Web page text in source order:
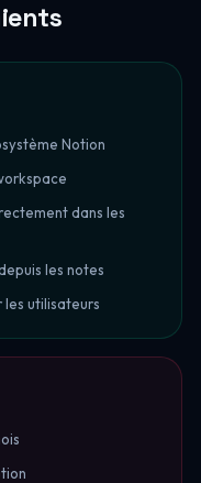
Notion
dans les
les notes
utilisateurs